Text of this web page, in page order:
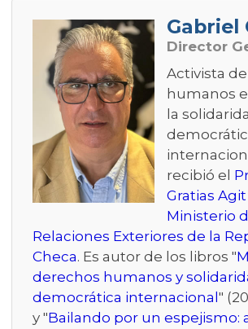
Gabriel
Director
Activista
humanos
la
recibió el
Gratias Agit
Ministerio
Relaciones Exteriores de la
Checa. Es autor de los libros "
derechos humanos y
democrática internacional "
y "Bailando por un espejismo: